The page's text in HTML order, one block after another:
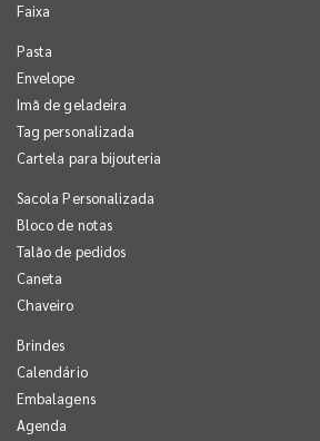
Faixa
Pasta
Envelope
Imã de geladeira
Tag personalizada
Cartela para bijouteria
Sacola Personalizada
Bloco de notas
Talão de pedidos
Caneta
Chaveiro
Brindes
Calendário
Embalagens
Agenda